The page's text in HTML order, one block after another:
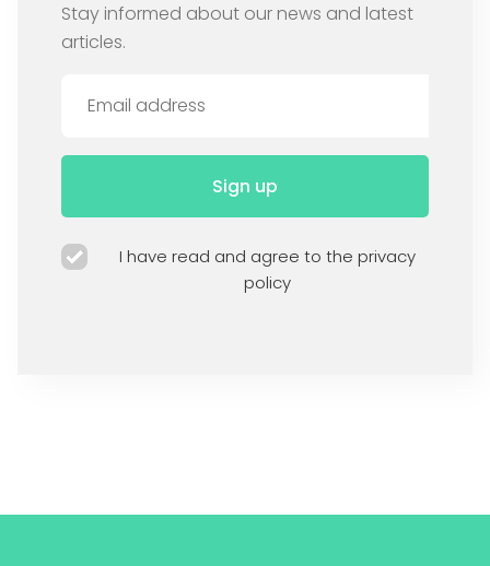
Stay informed about our news and latest
articles.
Sign up
I have read and agree to the privacy
policy